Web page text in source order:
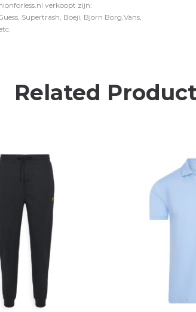
verkoopt zijn:
Supertrash, Boeji, Bjorn Borg,Vans,
Related